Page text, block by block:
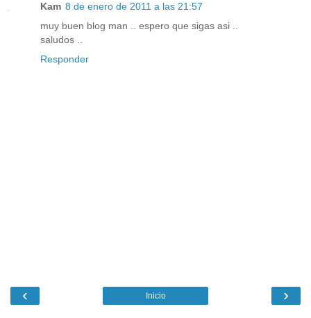
Kam 8 de enero de 2011 a las 21:57
muy buen blog man .. espero que sigas asi ..
saludos ..
Responder
‹ ›
Inicio